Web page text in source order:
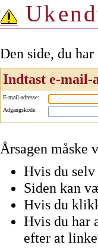
Den side, du
Indtast e-mail-
E-mail-adresse:
Adgangskode:
Årsagen måske
Hvis du
Siden kan
Hvis du
Hvis du har
efter at